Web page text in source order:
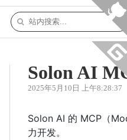
Solon AI
2025年5月10日 上午8:28:37
Solon AI 的 MCP（
力开发。